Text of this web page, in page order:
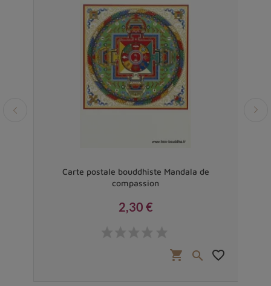
Carte postale bouddhiste Mandala de
compassion
2,30 €
shopping_cart  favorite_border